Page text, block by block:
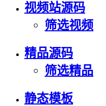
视频站源码
筛选视频
精品源码
筛选精品
静态模板